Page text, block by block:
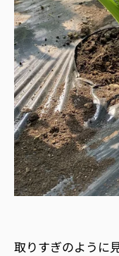
取りすぎのように